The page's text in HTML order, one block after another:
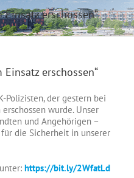
Einsatz erschossen“
Einsatz erschossen“
Polizisten, der gestern bei
wurde. Unser
und Angehörigen –
die Sicherheit in unserer
https://bit.ly/2WfatLd